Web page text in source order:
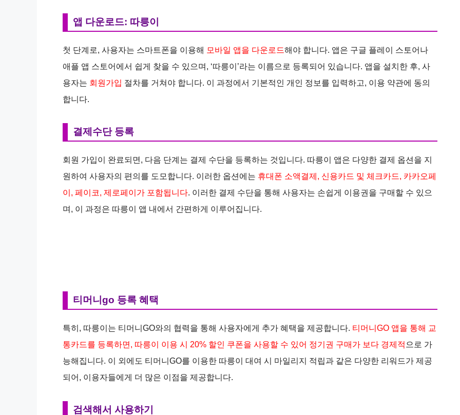
앱 다운로드: 따릉이
첫 단계로, 사용자는 스마트폰을 이용해 모바일 앱을 다운로드해야 합니다. 앱은 구글 플레이 스토어나
애플 앱 스토어에서 쉽게 찾을 수 있으며, ‘따릉이’라는 이름으로 등록되어 있습니다. 앱을 설치한 후, 사
용자는 회원가입 절차를 거쳐야 합니다. 이 과정에서 기본적인 개인 정보를 입력하고, 이용 약관에 동의
합니다.
결제수단 등록
회원 가입이 완료되면, 다음 단계는 결제 수단을 등록하는 것입니다. 따릉이 앱은 다양한 결제 옵션을 지
원하여 사용자의 편의를 도모합니다. 이러한 옵션에는 휴대폰 소액결제, 신용카드 및 체크카드, 카카오페
이, 페이코, 제로페이가 포함됩니다. 이러한 결제 수단을 통해 사용자는 손쉽게 이용권을 구매할 수 있으
며, 이 과정은 따릉이 앱 내에서 간편하게 이루어집니다.
티머니go 등록 혜택
특히, 따릉이는 티머니GO와의 협력을 통해 사용자에게 추가 혜택을 제공합니다. 티머니GO 앱을 통해 교
통카드를 등록하면, 따릉이 이용 시 20% 할인 쿠폰을 사용할 수 있어 정기권 구매가 보다 경제적 으로 가
능해집니다. 이 외에도 티머니GO를 이용한 따릉이 대여 시 마일리지 적립과 같은 다양한 리워드가 제공
되어, 이용자들에게 더 많은 이점을 제공합니다.
검색해서 사용하기